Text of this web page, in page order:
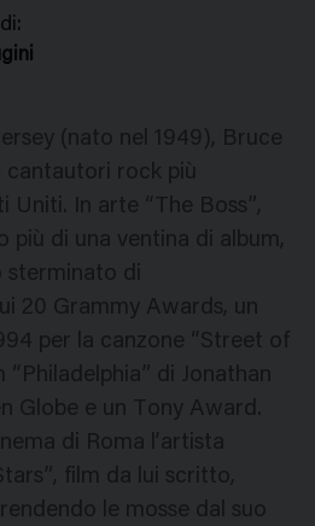
(nato nel 1949), Bruce
cantautori rock più
In arte “The Boss”,
più di una ventina di album,
sterminato di
20 Grammy Awards, un
per la canzone “Street of
“Philadelphia” di Jonathan
Globe e un Tony Award.
di Roma l’artista
film da lui scritto,
le mosse dal suo